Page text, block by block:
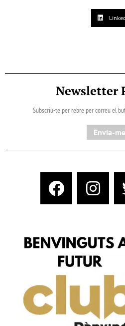
Newsletter
Subscriu-te per rebre per correu el
Envia-